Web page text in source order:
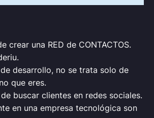
crear una RED de CONTACTOS.
desarrollo, no se trata solo de
que eres.
buscar clientes en redes sociales.
en una empresa tecnológica son